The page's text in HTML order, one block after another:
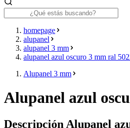
homepage
alupanel
alupanel 3 mm
alupanel azul oscuro 3 mm ral
Alupanel 3 mm
Alupanel azul
Descripción Alupanel